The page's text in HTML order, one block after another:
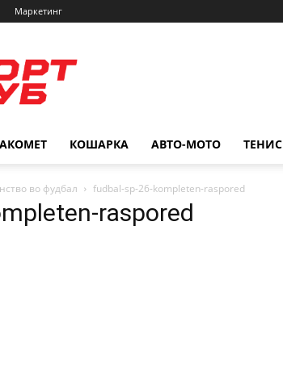
Маркетинг
КОШАРКА АВТО-МОТО ТЕНИС
во фудбал fudbal-sp-26-kompleten-raspored
raspored